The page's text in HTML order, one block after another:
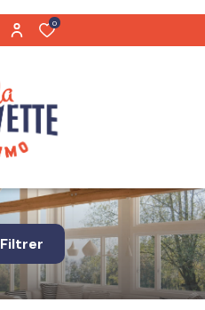
0
Filtrer